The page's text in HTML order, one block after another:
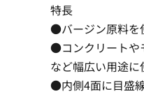
特長
●バージン原料を
●コンクリートや
など幅広い用途に
●内側4面に目盛